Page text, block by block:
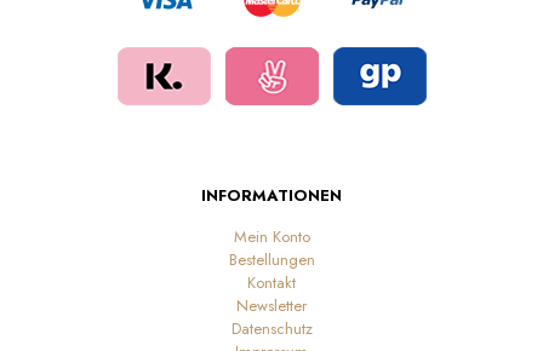
INFORMATIONEN
Mein Konto
Bestellungen
Kontakt
Newsletter
Datenschutz